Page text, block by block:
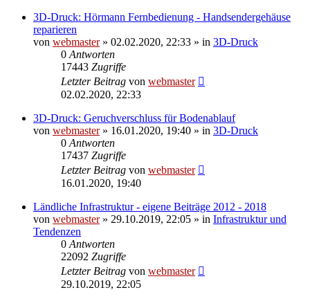
3D-Druck: Hörmann Fernbedienung - Handsendergehäuse
reparieren
von webmaster» 02.02.2020, 22:33 » in 3D-Druck
0 Antworten
17443 Zugriffe
Letzter Beitrag von webmaster
02.02.2020, 22:33
3D-Druck: Geruchverschluss für Bodenablauf
von webmaster» 16.01.2020, 19:40 » in 3D-Druck
0 Antworten
17437 Zugriffe
Letzter Beitrag von webmaster
16.01.2020, 19:40
Ländliche Infrastruktur - eigene Beiträge 2012 - 2018
von webmaster» 29.10.2019, 22:05 » in Infrastruktur und
Tendenzen
0 Antworten
22092 Zugriffe
Letzter Beitrag von webmaster
29.10.2019, 22:05